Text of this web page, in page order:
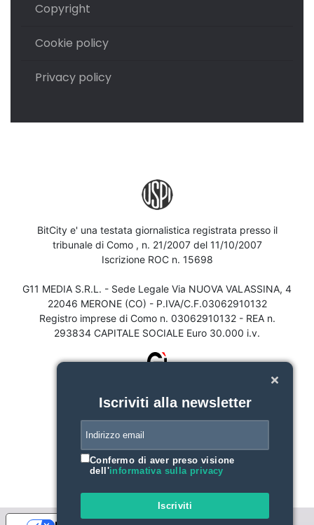
Copyright
Cookie policy
Privacy policy
BitCity e' una testata giornalistica registrata presso il
tribunale di Como , n. 21/2007 del 11/10/2007
Iscrizione ROC n. 15698
G11 MEDIA S.R.L. - Sede Legale Via NUOVA VALASSINA, 4
22046 MERONE (CO) - P.IVA/C.F.03062910132
Registro imprese di Como n. 03062910132 - REA n.
293834 CAPITALE SOCIALE Euro 30.000 i.v.
Iscriviti alla newsletter
Confermo di aver preso visione
dell'informativa sulla privacy
Iscriviti